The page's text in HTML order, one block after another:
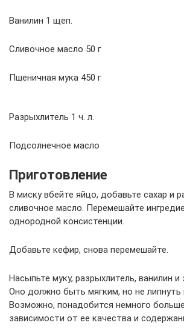
Ванилин 1 щеп.
Сливочное масло 50 г
Пшеничная мука 450 г
Разрыхлитель 1 ч. л.
Подсолнечное масло
Приготовление
В миску вбейте яйцо, добавьте сахар и
сливочное масло. Перемешайте
однородной консистенции.
Добавьте кефир, снова перемешайте.
Насыпьте муку, разрыхлитель, ванилин и
Оно должно быть мягким, но не липнуть
Возможно, понадобится немного
зависимости от ее качества и